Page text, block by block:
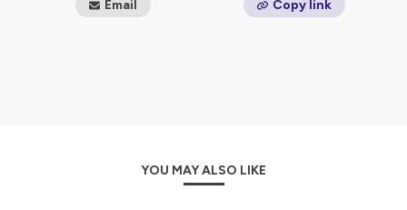
Email Copy link
YOU MAY ALSO LIKE